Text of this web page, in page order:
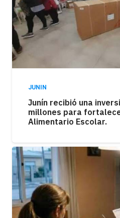
JUNIN
Junín recibió una
millones para
Alimentario Escolar.